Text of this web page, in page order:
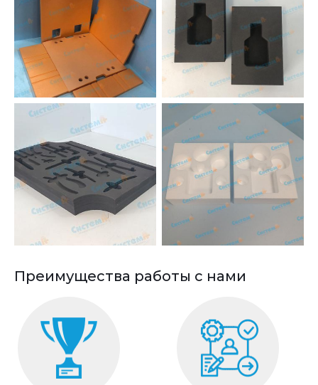
Преимущества работы с нами